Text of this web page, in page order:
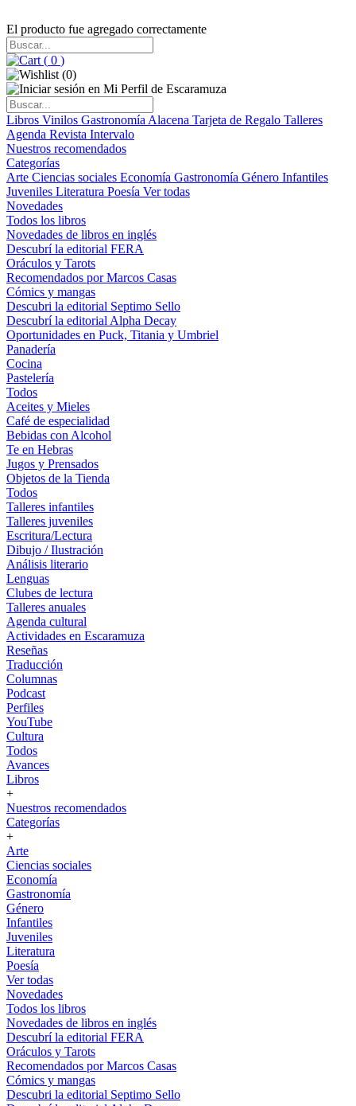
El producto fue agregado correctamente
( 0 )
(0)
Libros Vinilos Gastronomía Alacena Tarjeta de Regalo Talleres
Agenda Revista Intervalo
Nuestros recomendados
Categorías
Arte Ciencias sociales Economía Gastronomía Género Infantiles
Juveniles Literatura Poesía Ver todas
Novedades
Todos los libros
Novedades de libros en inglés
Descubrí la editorial FERA
Oráculos y Tarots
Recomendados por Marcos Casas
Cómics y mangas
Descubri la editorial Septimo Sello
Descubrí la editorial Alpha Decay
Oportunidades en Puck, Titania y Umbriel
Panadería
Cocina
Pastelería
Todos
Aceites y Mieles
Café de especialidad
Bebidas con Alcohol
Te en Hebras
Jugos y Prensados
Objetos de la Tienda
Todos
Talleres infantiles
Talleres juveniles
Escritura/Lectura
Dibujo / Ilustración
Análisis literario
Lenguas
Clubes de lectura
Talleres anuales
Agenda cultural
Actividades en Escaramuza
Reseñas
Traducción
Columnas
Podcast
Perfiles
YouTube
Cultura
Todos
Avances
Libros
+
Nuestros recomendados
Categorías
+
Arte
Ciencias sociales
Economía
Gastronomía
Género
Infantiles
Juveniles
Literatura
Poesía
Ver todas
Novedades
Todos los libros
Novedades de libros en inglés
Descubrí la editorial FERA
Oráculos y Tarots
Recomendados por Marcos Casas
Cómics y mangas
Descubri la editorial Septimo Sello